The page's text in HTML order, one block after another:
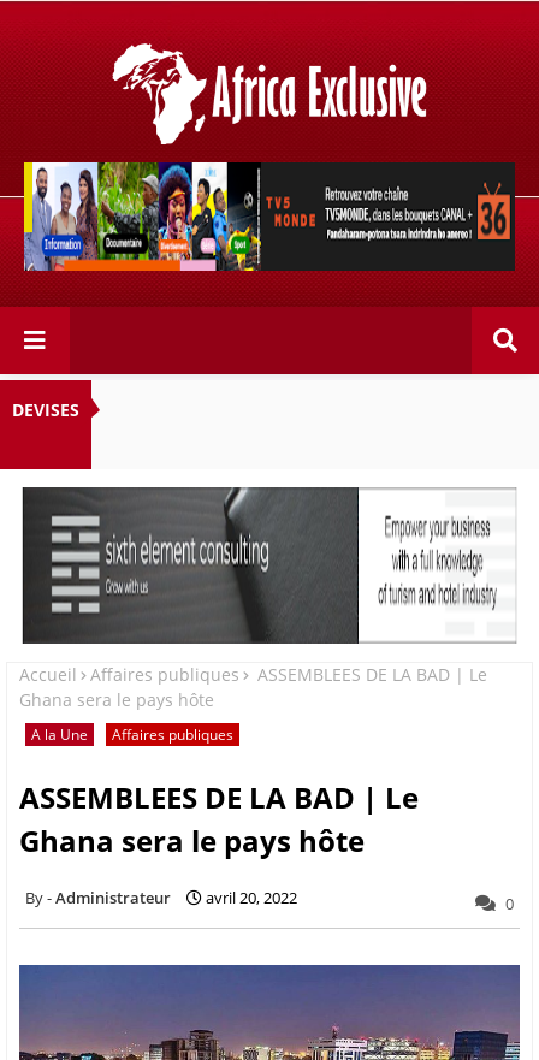
Retrouvez votre chaîne @TV5MONDE, dans les bouquets
CANAL+ 36 . Fandaharam-potoana tsara indrindra ho
anareo!
DEVISES
Accueil Affaires publiques
ASSEMBLEES DE LA BAD | Le
Ghana sera le pays hôte
A la Une Affaires publiques
ASSEMBLEES DE LA BAD | Le
Ghana sera le pays hôte
Administrateur avril 20, 2022 0